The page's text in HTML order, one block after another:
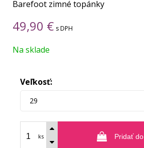
Barefoot zimné topánky
49,90 € s DPH
Na sklade
Veľkosť:
29
ks Pridať